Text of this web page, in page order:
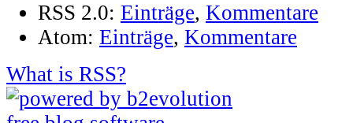
RSS 2.0: Einträge, Kommentare
Atom: Einträge, Kommentare
What is RSS?